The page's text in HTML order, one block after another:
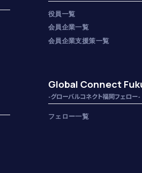
役員一覧
会員企業一覧
会員企業支援策一覧
Global Connect
-グローバルコネクト福岡フェロー-
フェロー一覧